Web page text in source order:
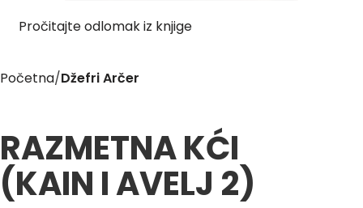
Pročitajte odlomak iz knjige
Početna Džefri Arčer
RAZMETNA KĆI
(KAIN I AVELJ 2)